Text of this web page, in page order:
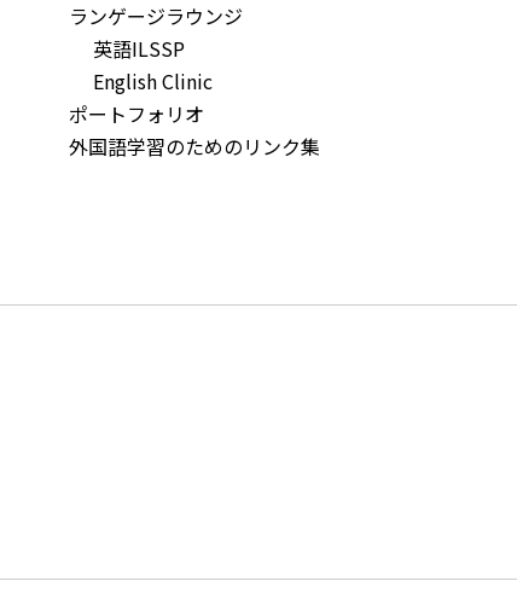
ランゲージラウンジ
英語ILSSP
English Clinic
ポートフォリオ
外国語学習のためのリンク集